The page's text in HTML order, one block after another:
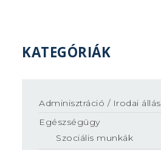
KATEGÓRIÁK
Adminisztráció / Irodai állás
Egészségügy
Szociális munkák